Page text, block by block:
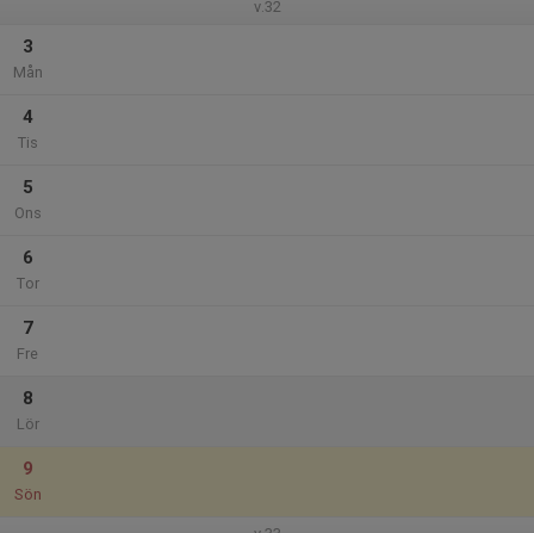
v.32
3
Mån
4
Tis
5
Ons
6
Tor
7
Fre
8
Lör
9
Sön